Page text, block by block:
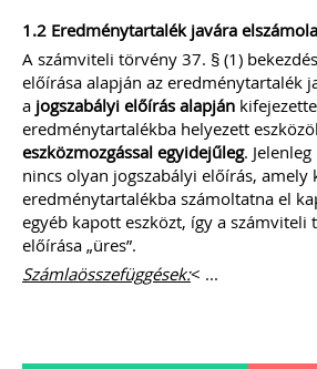
A letöltések
Ár:
letölthető
Még több
1.2 Eredménytartalék javára
A számviteli törvény 37. § (1)
előírása alapján az eredménytartalék
a jogszabályi előírás alapján
eredménytartalékba helyezett
eszközmozgással egyidejűleg.
nincs olyan jogszabályi előírás, amely
eredménytartalékba számoltatna el
egyéb kapott eszközt, így a
előírása „üres”.
Számlaösszefüggések:< ...